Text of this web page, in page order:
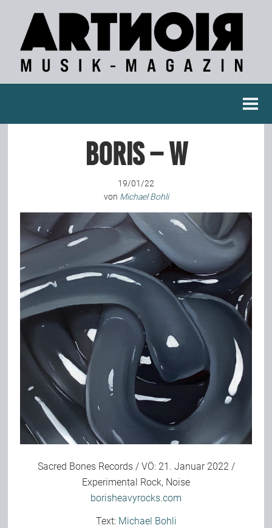
Konzertberichte
Interviews
Weitere Berichte
Bild-Archiv
Rezensionen
Musik
Alles andere
Boris – W
19/01/22
von Michael Bohli
Sacred Bones Records / VÖ: 21. Januar 2022 /
Experimental Rock, Noise
borisheavyrocks.com
Text: Michael Bohli